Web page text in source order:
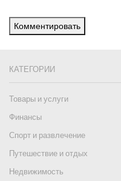
Комментировать
КАТЕГОРИИ
Товары и услуги
Финансы
Спорт и развлечение
Путешествие и отдых
Недвижимость